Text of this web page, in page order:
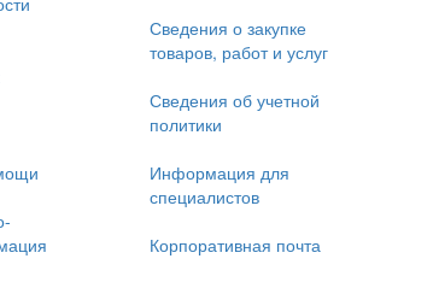
Сведения о закупке
товаров, работ и услуг
Сведения об учетной
политики
Информация для
специалистов
Корпоративная почта